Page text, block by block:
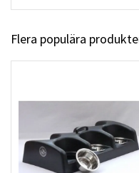
Flera populära